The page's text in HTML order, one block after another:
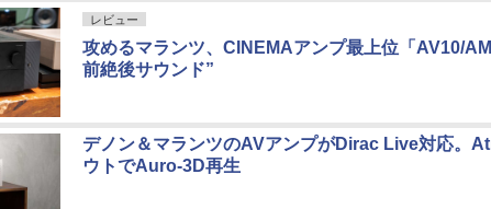
レビュー
攻めるマランツ、CINEMAアンプ最上位「AV10/
前絶後サウンド”
デノン＆マランツのAVアンプがDirac Live対応。
ウトでAuro-3D再生